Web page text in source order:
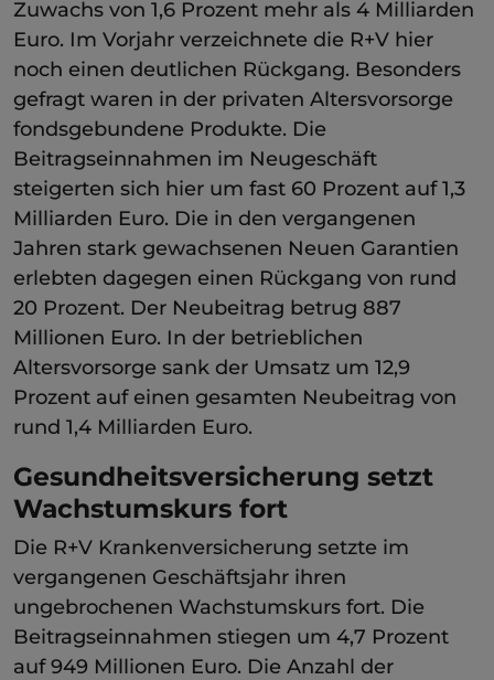
Zuwachs von 1,6 Prozent mehr als 4 Milliarden
Euro. Im Vorjahr verzeichnete die R+V hier
noch einen deutlichen Rückgang. Besonders
gefragt waren in der privaten Altersvorsorge
fondsgebundene Produkte. Die
Beitragseinnahmen im Neugeschäft
steigerten sich hier um fast 60 Prozent auf 1,3
Milliarden Euro. Die in den vergangenen
Jahren stark gewachsenen Neuen Garantien
erlebten dagegen einen Rückgang von rund
20 Prozent. Der Neubeitrag betrug 887
Millionen Euro. In der betrieblichen
Altersvorsorge sank der Umsatz um 12,9
Prozent auf einen gesamten Neubeitrag von
rund 1,4 Milliarden Euro.
Gesundheitsversicherung setzt
Wachstumskurs fort
Die R+V Krankenversicherung setzte im
vergangenen Geschäftsjahr ihren
ungebrochenen Wachstumskurs fort. Die
Beitragseinnahmen stiegen um 4,7 Prozent
auf 949 Millionen Euro. Die Anzahl der